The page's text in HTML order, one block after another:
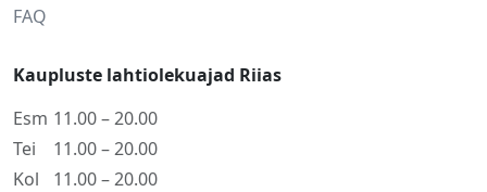
FAQ
Kaupluste lahtiolekuajad Riias
Esm 11.00 – 20.00
Tei
11.00 – 20.00
Kol
11.00 – 20.00